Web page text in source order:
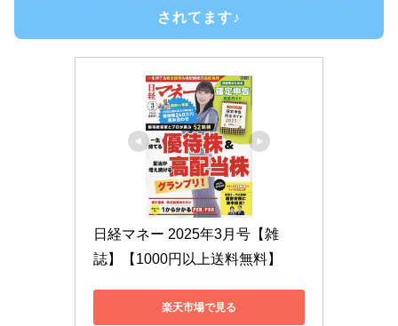
されてます♪
日経マネー 2025年3月号【雑
誌】【1000円以上送料無料】
楽天市場で見る